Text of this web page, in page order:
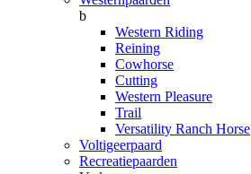
b
Western Riding
Reining
Cowhorse
Cutting
Western Pleasure
Trail
Versatility Ranch Horse
Voltigeerpaard
Recreatiepaarden